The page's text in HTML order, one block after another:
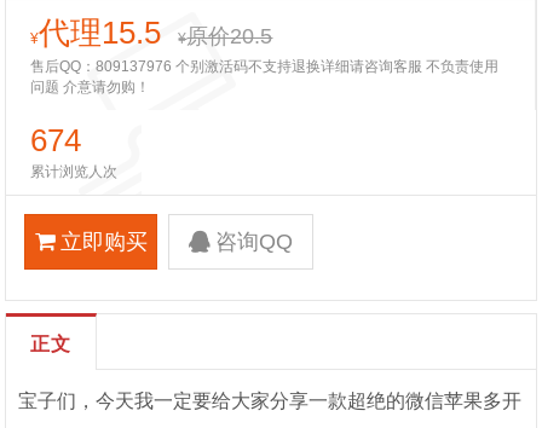
¥代理15.5 ¥原价20.5
售后QQ：809137976 个别激活码不支持退换详细请咨询客服 不负责使用
问题 介意请勿购！
674
累计浏览人次
立即购买 咨询QQ
正文
宝子们，今天我一定要给大家分享一款超绝的微信苹果多开